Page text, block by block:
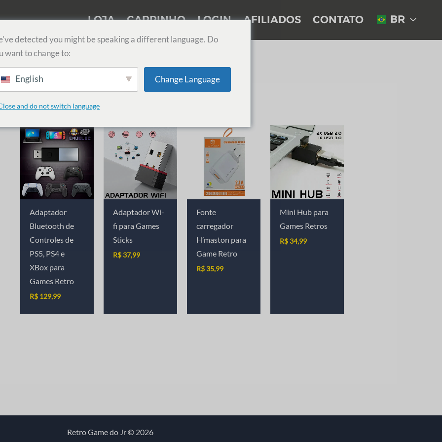
LOJA CARRINHO LOGIN AFILIADOS CONTATO BR
Adaptador
Bluetooth de
Controles de
PS5, PS4 e
XBox para
Games Retro
R$129,99
Adaptador Wi-
fi para Games
Sticks
R$ 37,99
Fonte
carregador
H’maston para
Game Retro
R$ 35,99
Mini Hub para
Games Retros
R$ 34,99
Retro Game do Jr © 2026
detected you might be speaking a different language. Do
want to change to:
English Change Language
and do not switch language